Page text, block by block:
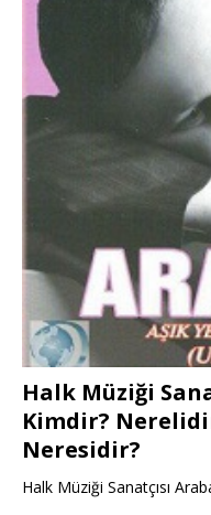
Halk Müziği
Kimdir?
Neresidir?
Halk Müziği Sanatçısı